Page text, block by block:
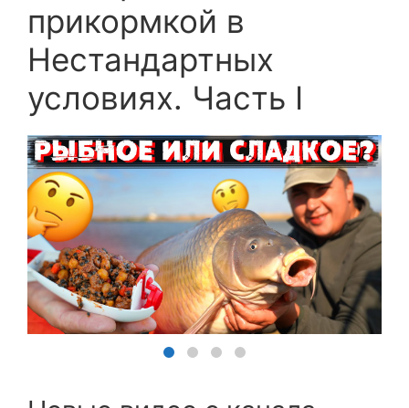
прикормкой в
Нестандартных
условиях. Часть I